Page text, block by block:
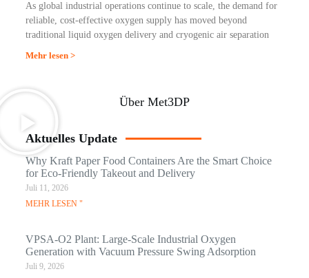
As global industrial operations continue to scale, the demand for
reliable, cost-effective oxygen supply has moved beyond
traditional liquid oxygen delivery and cryogenic air separation
Mehr lesen >
Über Met3DP
Aktuelles Update
Why Kraft Paper Food Containers Are the Smart Choice
for Eco-Friendly Takeout and Delivery
Juli 11, 2026
MEHR LESEN "
VPSA-O2 Plant: Large-Scale Industrial Oxygen
Generation with Vacuum Pressure Swing Adsorption
Juli 9, 2026